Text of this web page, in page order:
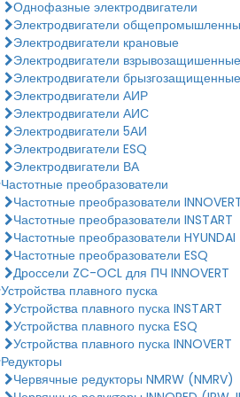
Однофазные электродвигатели
Электродвигатели
Электродвигатели крановые
Электродвигатели взрывозащишенные
Электродвигатели брызгозащищенные
Электродвигатели АИР
Электродвигатели АИС
Электродвигатели 5АИ
Электродвигатели ESQ
Электродвигатели ВА
Частотные преобразователи
Частотные преобразователи
Частотные преобразователи INSTART
Частотные преобразователи HYUNDAI
Частотные преобразователи ESQ
Дроссели ZC-OCL для ПЧ INNOVERT
Устройства плавного пуска
Устройства плавного пуска INSTART
Устройства плавного пуска ESQ
Устройства плавного пуска INNOVERT
Редукторы
Червячные редукторы NMRW (NMRV)